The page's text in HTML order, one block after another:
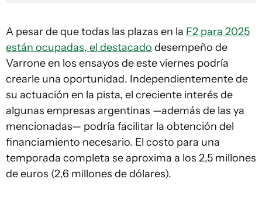
A pesar de que todas las plazas en la F2 para 2025
están ocupadas, el destacado desempeño de
Varrone en los ensayos de este viernes podría
crearle una oportunidad. Independientemente de
su actuación en la pista, el creciente interés de
algunas empresas argentinas —además de las ya
mencionadas— podría facilitar la obtención del
financiamiento necesario. El costo para una
temporada completa se aproxima a los 2,5 millones
de euros (2,6 millones de dólares).